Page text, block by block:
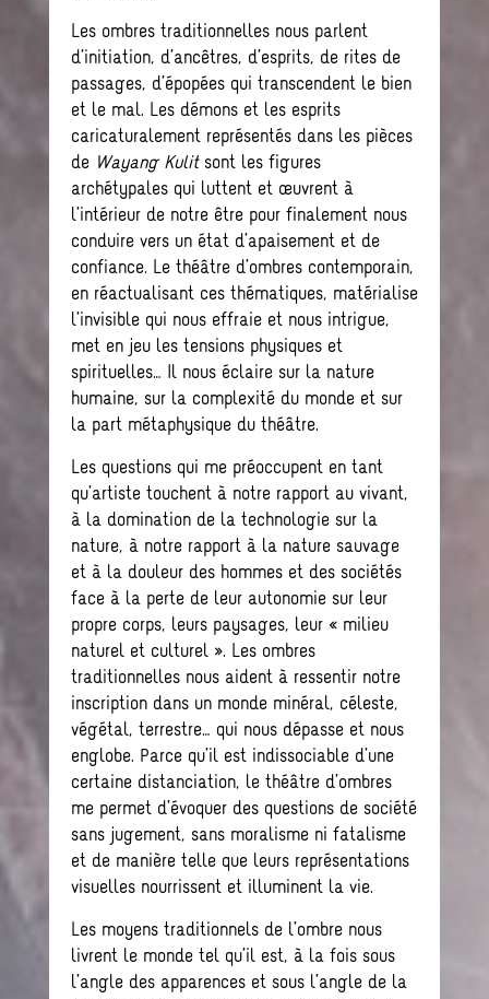
Les ombres traditionnelles nous parlent
d’initiation, d’ancêtres, d’esprits, de rites de
passages, d’épopées qui transcendent le bien
et le mal. Les démons et les esprits
caricaturalement représentés dans les pièces
de Wayang Kulitsont les figures
archétypales qui luttent et œuvrent à
l’intérieur de notre être pour finalement nous
conduire vers un état d’apaisement et de
confiance. Le théâtre d’ombres contemporain,
en réactualisant ces thématiques, matérialise
l’invisible qui nous effraie et nous intrigue,
met en jeu les tensions physiques et
spirituelles… Il nous éclaire sur la nature
humaine, sur la complexité du monde et sur
la part métaphysique du théâtre.
Les questions qui me préoccupent en tant
qu’artiste touchent à notre rapport au vivant,
à la domination de la technologie sur la
nature, à notre rapport à la nature sauvage
et à la douleur des hommes et des sociétés
face à la perte de leur autonomie sur leur
propre corps, leurs paysages, leur « milieu
naturel et culturel ». Les ombres
traditionnelles nous aident à ressentir notre
inscription dans un monde minéral, céleste,
végétal, terrestre… qui nous dépasse et nous
englobe. Parce qu’il est indissociable d’une
certaine distanciation, le théâtre d’ombres
me permet d’évoquer des questions de société
sans jugement, sans moralisme ni fatalisme
et de manière telle que leurs représentations
visuelles nourrissent et illuminent la vie.
Les moyens traditionnels de l’ombre nous
livrent le monde tel qu’il est, à la fois sous
l’angle des apparences et sous l’angle de la